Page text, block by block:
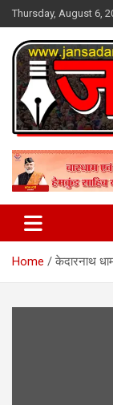
Skip
to
content
Thursday, August 6,
Jan
Home केदारनाथ